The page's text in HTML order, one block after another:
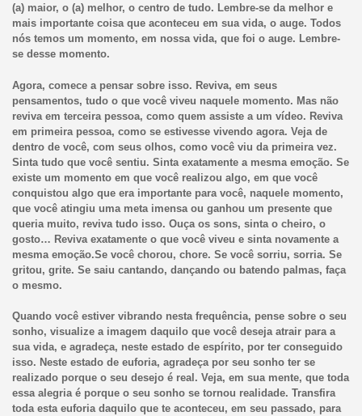
(a) maior, o (a) melhor, o centro de tudo. Lembre-se da melhor e
mais importante coisa que aconteceu em sua vida, o auge. Todos
nós temos um momento, em nossa vida, que foi o auge. Lembre-
se desse momento.
Agora, comece a pensar sobre isso. Reviva, em seus
pensamentos, tudo o que você viveu naquele momento. Mas não
reviva em terceira pessoa, como quem assiste a um vídeo. Reviva
em primeira pessoa, como se estivesse vivendo agora. Veja de
dentro de você, com seus olhos, como você viu da primeira vez.
Sinta tudo que você sentiu. Sinta exatamente a mesma emoção. Se
existe um momento em que você realizou algo, em que você
conquistou algo que era importante para você, naquele momento,
que você atingiu uma meta imensa ou ganhou um presente que
queria muito, reviva tudo isso. Ouça os sons, sinta o cheiro, o
gosto… Reviva exatamente o que você viveu e sinta novamente a
mesma emoção.Se você chorou, chore. Se você sorriu, sorria. Se
gritou, grite. Se saiu cantando, dançando ou batendo palmas, faça
o mesmo.
Quando você estiver vibrando nesta frequência, pense sobre o seu
sonho, visualize a imagem daquilo que você deseja atrair para a
sua vida, e agradeça, neste estado de espírito, por ter conseguido
isso. Neste estado de euforia, agradeça por seu sonho ter se
realizado porque o seu desejo é real. Veja, em sua mente, que toda
essa alegria é porque o seu sonho se tornou realidade. Transfira
toda esta euforia daquilo que te aconteceu, em seu passado, para